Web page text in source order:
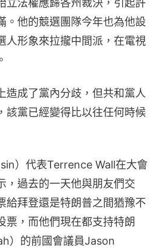
立法權應歸各州裁決，引起許
。他的競選團隊今年也為他設
人形象來拉攏中間派，在電視
造成了黨內分歧，但共和黨人
該黨已經變得比以往任何時候
）代表Terrence Wall在大會
，過去的一天他與朋友們交
給拜登還是特朗普之間猶豫不
票，而他們現在都支持特朗
）的前國會議員Jason